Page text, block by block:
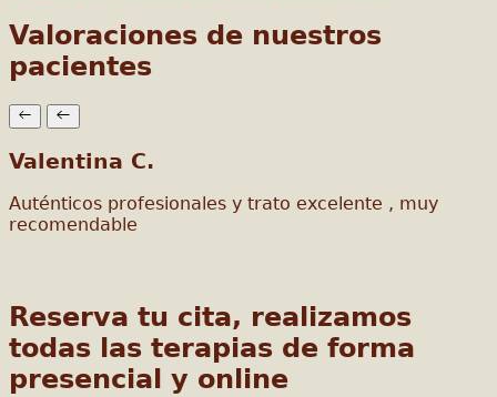
Valoraciones de nuestros
pacientes
Valentina C.
Auténticos profesionales y trato excelente , muy
recomendable
Reserva tu cita, realizamos
todas las terapias de forma
presencial y online